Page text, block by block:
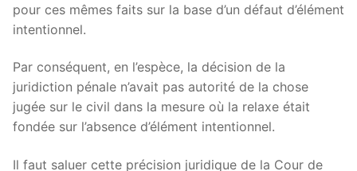
pour ces mêmes faits sur la base d’un défaut d’élément
intentionnel.
Par conséquent, en l’espèce, la décision de la
juridiction pénale n’avait pas autorité de la chose
jugée sur le civil dans la mesure où la relaxe était
fondée sur l’absence d’élément intentionnel.
Il faut saluer cette précision juridique de la Cour de